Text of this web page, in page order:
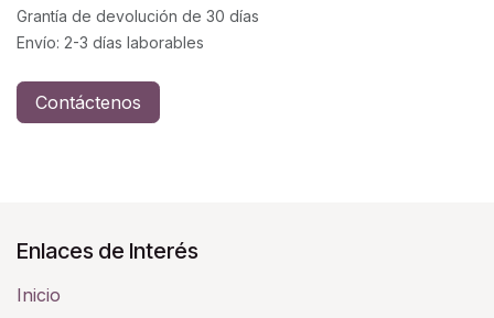
Grantía de devolución de 30 días
Envío: 2-3 días laborables
Contáctenos
Enlaces de Interés
Inicio